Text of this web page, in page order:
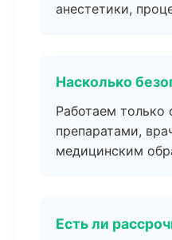
анестетики,
Насколько
Работаем только
препаратами,
медицинским
Есть ли